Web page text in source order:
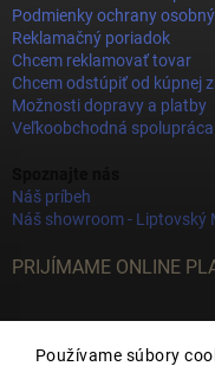
Používame súbory
Podmienky ochrany
Reklamačný poriadok
Chcem reklamovať tovar
Chcem odstúpiť od kúpnej
Možnosti dopravy a platby
Veľkoobchodná spolupráca
Náš príbeh
Náš showroom - Liptovský
PRIJÍMAME ONLINE